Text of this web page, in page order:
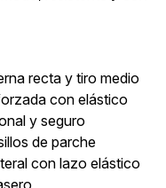
recta y tiro medio
con elástico
y seguro
de parche
con lazo elástico